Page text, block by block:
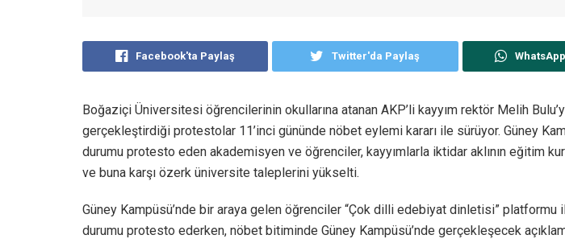
Facebook'ta Paylaş Twitter'da Paylaş
Boğaziçi Üniversitesi öğrencilerinin okullarına atanan AKP’li kayyım rektör Melih
gerçekleştirdiği protestolar 11’inci gününde nöbet eylemi kararı ile sürüyor. Güney
durumu protesto eden akademisyen ve öğrenciler, kayyımlarla iktidar aklının eğitim
ve buna karşı özerk üniversite taleplerini yükselti.
Güney Kampüsü’nde bir araya gelen öğrenciler “Çok dilli edebiyat dinletisi” platformu
durumu protesto ederken, nöbet bitiminde Güney Kampüsü’nde gerçekleşecek